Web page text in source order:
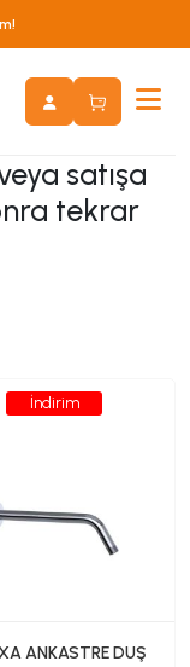
satışa
tekrar
İndirim
ANKASTRE DUŞ